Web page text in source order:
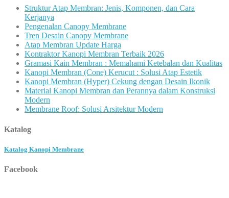
Struktur Atap Membran: Jenis, Komponen, dan Cara
Kerjanya
Pengenalan Canopy Membrane
Tren Desain Canopy Membrane
Atap Membran Update Harga
Kontraktor Kanopi Membran Terbaik 2026
Gramasi Kain Membran : Memahami Ketebalan dan Kualitas
Kanopi Membran (Cone) Kerucut : Solusi Atap Estetik
Kanopi Membran (Hyper) Cekung dengan Desain Ikonik
Material Kanopi Membran dan Perannya dalam Konstruksi
Modern
Membrane Roof: Solusi Arsitektur Modern
Katalog
Katalog Kanopi Membrane
Facebook